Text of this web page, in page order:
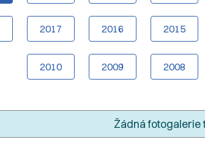
2017 2016 2015
2010 2009 2008
Žádná fotogalerie